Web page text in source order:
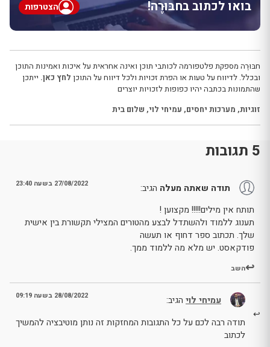
בואו לכתוב בחבּוּרֶה! הצטרפות
חבּוּרֶה מספקת פלטפורמה לכותבי תוכן ואינה אחראית על איכות ואמינות התוכן
ובכלל. לדיווח על טעות או הפרת זכויות ולכל דיווח על התוכן לחץ כאן. ייתכן
שהתמונות בכתבה יהיו כפופות לזכויות יוצרים
זוגיות, מערכות יחסים, עמיחי לוי, שלום בית
5 תגובות
תודה שאתה מעלה הגיב: 27/08/2022 בשעה 23:40
תותח אין מילים!!!!! מקצוען !
תענוג ללמוד ולהשתדל לבצע מהטורים המצילי תקשורת בין אישית
שלך. תכתוב ספר דחוף או תעשה
פודקאסט. יש מלא מה ללמוד ממך.
השב
עמיחי לוי הגיב: 28/08/2022 בשעה 09:19
תודה רבה לכם על כל התגובות המחזקות זה נותן מוטיבציה להמשיך
לכתוב